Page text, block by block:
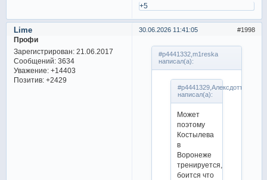
+5
1998
30.06.2026 11:41:05
Lime
Профи
Зарегистрирован: 21.06.2017
Сообщений:3634
Уважение: +14403
Позитив: +2429
#p4441332,m1reska
написал(а):
#p4441329,Алексдоттир
написал(а):
Может
поэтому
Костылева
в
Воронеже
тренируется,
боится что